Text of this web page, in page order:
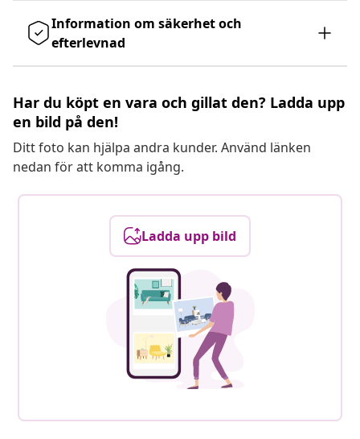
Information om säkerhet och
efterlevnad
Har du köpt en vara och gillat den? Ladda upp
en bild på den!
Ditt foto kan hjälpa andra kunder. Använd länken
nedan för att komma igång.
Ladda upp bild